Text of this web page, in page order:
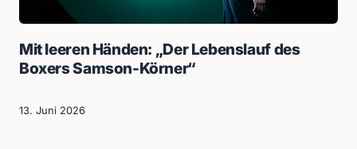
Mit leeren Händen: „Der Lebenslauf des
Boxers Samson-Körner“
13. Juni 2026